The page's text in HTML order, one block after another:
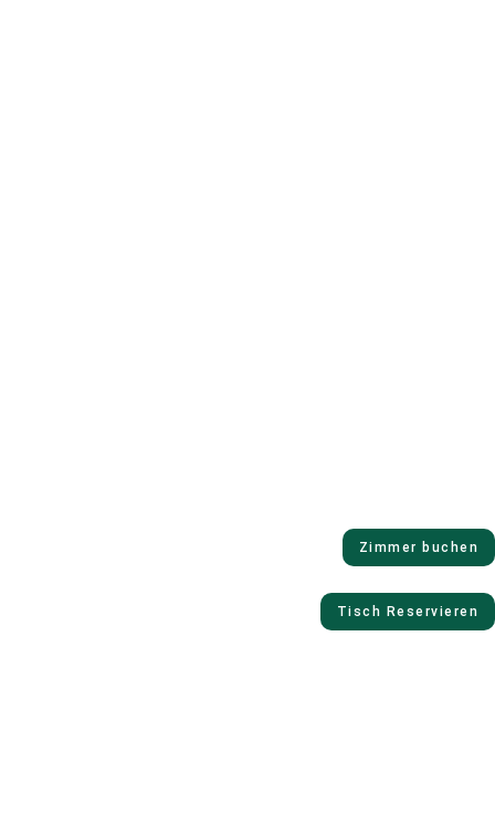
Zimmer buchen
Tisch Reservieren